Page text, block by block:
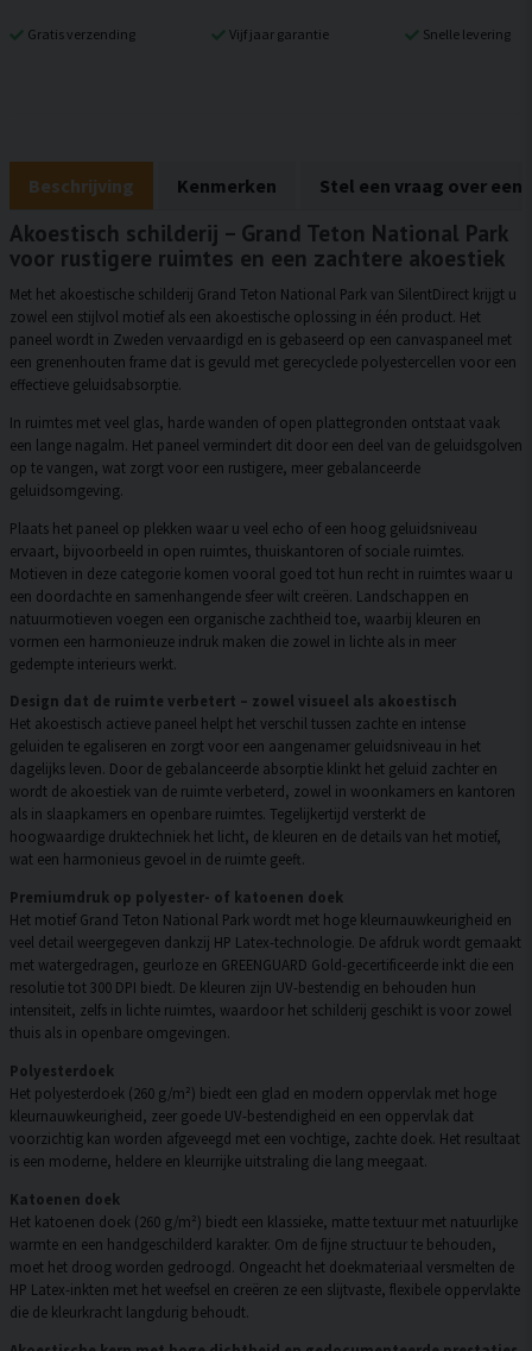
Gratis verzending Vijf jaar garantie Snelle levering
Beschrijving Kenmerken Stel een vraag over een
Akoestisch schilderij – Grand Teton National Park
voor rustigere ruimtes en een zachtere akoestiek
Met het akoestische schilderij Grand Teton National Park van SilentDirect krijgt u
zowel een stijlvol motief als een akoestische oplossing in één product. Het
paneel wordt in Zweden vervaardigd en is gebaseerd op een canvaspaneel met
een grenenhouten frame dat is gevuld met gerecyclede polyestercellen voor een
effectieve geluidsabsorptie.
In ruimtes met veel glas, harde wanden of open plattegronden ontstaat vaak
een lange nagalm. Het paneel vermindert dit door een deel van de geluidsgolven
op te vangen, wat zorgt voor een rustigere, meer gebalanceerde
geluidsomgeving.
Plaats het paneel op plekken waar u veel echo of een hoog geluidsniveau
ervaart, bijvoorbeeld in open ruimtes, thuiskantoren of sociale ruimtes.
Motieven in deze categorie komen vooral goed tot hun recht in ruimtes waar u
een doordachte en samenhangende sfeer wilt creëren. Landschappen en
natuurmotieven voegen een organische zachtheid toe, waarbij kleuren en
vormen een harmonieuze indruk maken die zowel in lichte als in meer
gedempte interieurs werkt.
Design dat de ruimte verbetert – zowel visueel als akoestisch
Het akoestisch actieve paneel helpt het verschil tussen zachte en intense
geluiden te egaliseren en zorgt voor een aangenamer geluidsniveau in het
dagelijks leven. Door de gebalanceerde absorptie klinkt het geluid zachter en
wordt de akoestiek van de ruimte verbeterd, zowel in woonkamers en kantoren
als in slaapkamers en openbare ruimtes. Tegelijkertijd versterkt de
hoogwaardige druktechniek het licht, de kleuren en de details van het motief,
wat een harmonieus gevoel in de ruimte geeft.
Premiumdruk op polyester- of katoenen doek
Het motief Grand Teton National Park wordt met hoge kleurnauwkeurigheid en
veel detail weergegeven dankzij HP Latex-technologie. De afdruk wordt gemaakt
met watergedragen, geurloze en GREENGUARD Gold-gecertificeerde inkt die een
resolutie tot 300 DPI biedt. De kleuren zijn UV-bestendig en behouden hun
intensiteit, zelfs in lichte ruimtes, waardoor het schilderij geschikt is voor zowel
thuis als in openbare omgevingen.
Polyesterdoek
Het polyesterdoek (260 g/m²) biedt een glad en modern oppervlak met hoge
kleurnauwkeurigheid, zeer goede UV-bestendigheid en een oppervlak dat
voorzichtig kan worden afgeveegd met een vochtige, zachte doek. Het resultaat
is een moderne, heldere en kleurrijke uitstraling die lang meegaat.
Katoenen doek
Het katoenen doek (260 g/m²) biedt een klassieke, matte textuur met natuurlijke
warmte en een handgeschilderd karakter. Om de fijne structuur te behouden,
moet het droog worden gedroogd. Ongeacht het doekmateriaal versmelten de
HP Latex-inkten met het weefsel en creëren ze een slijtvaste, flexibele oppervlakte
die de kleurkracht langdurig behoudt.